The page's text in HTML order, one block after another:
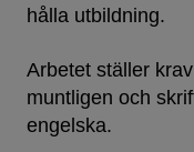
hålla utbildning.
Arbetet ställer
muntligen och
engelska.